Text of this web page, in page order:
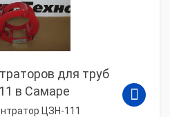
для труб
в Самаре
ЦЗН-111